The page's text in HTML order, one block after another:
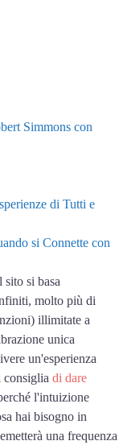
Simmons con
di Tutti e
si Connette con
si basa
molto più di
illimitate a
unica
un'esperienza
consiglia di dare
l'intuizione
hai bisogno in
una frequenza